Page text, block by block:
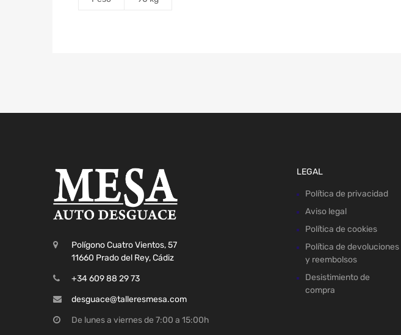
Polígono Cuatro Vientos, 57
11660 Prado del Rey, Cádiz
+34 609 88 29 73
desguace@talleresmesa.com
De lunes a viernes de 7:00 a 15:00h
LEGAL
Política de privacidad
Aviso legal
Política de cookies
Política de devoluciones
y reembolsos
Desistimiento de
compra